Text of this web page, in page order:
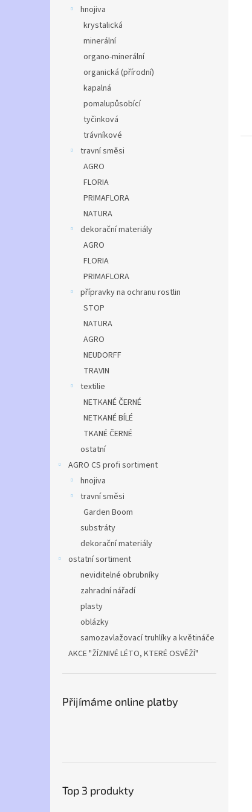
hnojiva
krystalická
minerální
organo-minerální
organická (přírodní)
kapalná
pomalupůsobící
tyčinková
trávníkové
travní směsi
AGRO
FLORIA
PRIMAFLORA
NATURA
dekorační materiály
AGRO
FLORIA
PRIMAFLORA
přípravky na ochranu rostlin
STOP
NATURA
AGRO
NEUDORFF
TRAVIN
textilie
NETKANÉ ČERNÉ
NETKANÉ BÍLÉ
TKANÉ ČERNÉ
ostatní
AGRO CS profi sortiment
hnojiva
travní směsi
Garden Boom
substráty
dekorační materiály
ostatní sortiment
neviditelné obrubníky
zahradní nářadí
plasty
oblázky
samozavlažovací truhlíky a květináče
AKCE "ŽÍZNIVÉ LÉTO, KTERÉ OSVĚŽÍ"
Přijímáme online platby
Top 3 produkty